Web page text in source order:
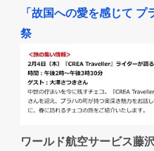
「故国への愛を感じて プ
祭
ワールド航空サービス藤